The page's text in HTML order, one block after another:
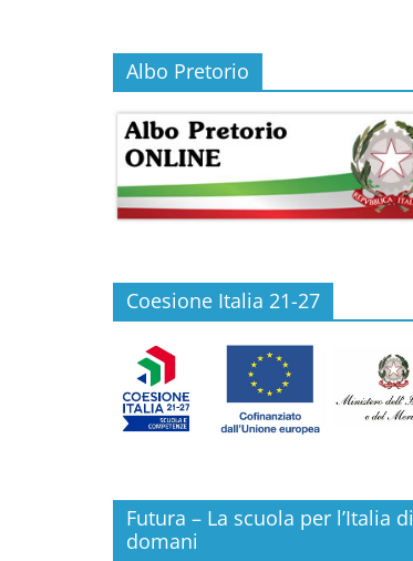
Albo Pretorio
Coesione Italia 21-27
Futura – La scuola per l’Italia di
domani